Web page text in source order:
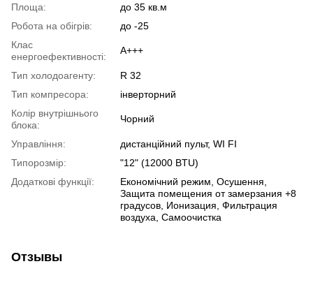
Площа:
до 35 кв.м
Робота на обігрів:
до -25
Клас
енергоефективності:
A+++
Тип холодоагенту:
R 32
Тип компресора:
інверторний
Колір внутрішнього
блока:
Чорний
Управління:
дистанційний пульт, WI FI
Типорозмір:
"12" (12000 BTU)
Додаткові функції:
Економічний режим, Осушення,
Защита помещения от замерзания +8
градусов, Ионизация, Фильтрация
воздуха, Самоочистка
Отзывы